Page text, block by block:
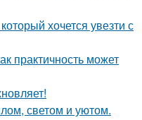
хочется увезти с
практичность может
светом и уютом.